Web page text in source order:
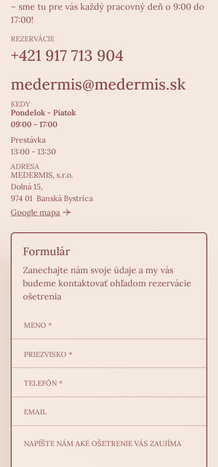
– sme tu pre vás každý pracovný deň o 9:00 do
17:00!
REZERVÁCIE
+421 917 713 904
medermis@medermis.sk
KEDY
Pondelok - Piatok
09:00 - 17:00
Prestávka
13:00 - 13:30
ADRESA
MEDERMIS, s.r.o.
Dolná 15,
974 01 Banská Bystrica
Google mapa
Formulár
Zanechajte nám svoje údaje a my vás
budeme kontaktovať ohľadom rezervácie
ošetrenia